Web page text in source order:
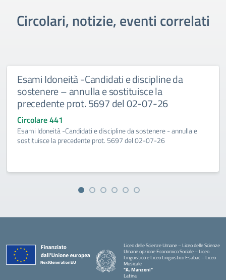
Circolari, notizie, eventi correlati
Esami Idoneità -Candidati e discipline da
sostenere – annulla e sostituisce la
precedente prot. 5697 del 02-07-26
Circolare 441
Esami Idoneità -Candidati e discipline da sostenere - annulla e
sostituisce la precedente prot. 5697 del 02-07-26
Liceo delle Scienze Umane – Liceo delle Scienze
Umane opzione Economico Sociale – Liceo
Linguistico e Liceo Linguistico Esabac – Liceo
Musicale
"A. Manzoni"
Latina